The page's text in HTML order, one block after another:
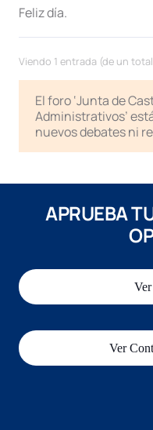
Feliz día.
Viendo 1 entrada (de un
El foro ‘Junta de
Administrativos’
nuevos debates ni
APRUEBA
Ver